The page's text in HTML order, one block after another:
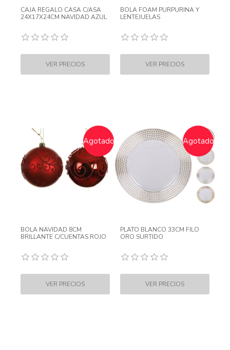
CAJA REGALO CASA C/ASA
24X17X24CM NAVIDAD AZUL
BOLA FOAM PURPURINA Y
LENTEJUELAS
Agotado
BOLA NAVIDAD 8CM
BRILLANTE C/CUENTAS ROJO
Agotado
PLATO BLANCO 33CM FILO
ORO SURTIDO